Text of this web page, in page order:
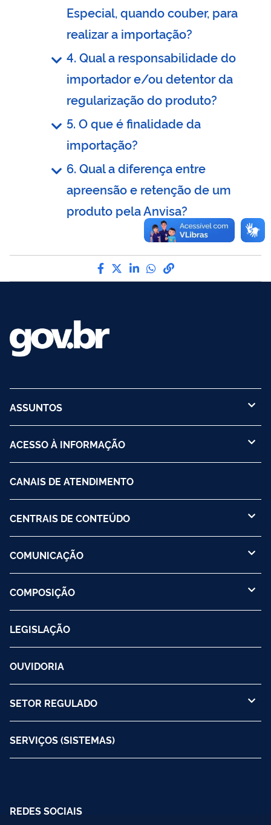
Especial, quando couber, para
realizar a importação?
4. Qual a responsabilidade do
importador e/ou detentor da
regularização do produto?
5. O que é finalidade da
importação?
6. Qual a diferença entre
apreensão e retenção de um
produto pela Anvisa?
Compartilhe por Facebook
Compartilhe por Twitter
Compartilhe por
Compartilhe por
link para Copiar
ASSUNTOS
ACESSO À INFORMAÇÃO
CANAIS DE ATENDIMENTO
CENTRAIS DE CONTEÚDO
COMUNICAÇÃO
COMPOSIÇÃO
LEGISLAÇÃO
OUVIDORIA
SETOR REGULADO
SERVIÇOS (SISTEMAS)
REDES SOCIAIS